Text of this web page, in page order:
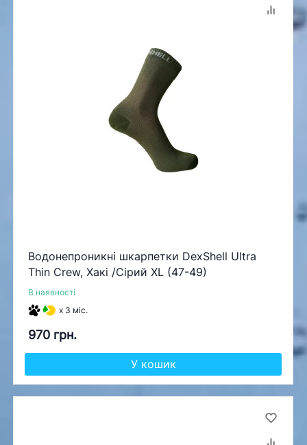
Водонепроникні шкарпетки DexShell Ultra
Thin Crew, Хакі /Сірий XL (47-49)
В наявності
x 3 міс.
970 грн.
У кошик